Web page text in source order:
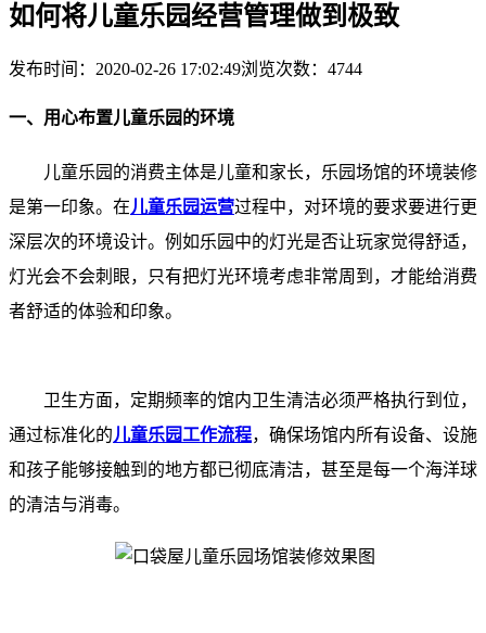
如何将儿童乐园经营管理做到极致
发布时间： 2020-02-26 17:02:49浏览次数：4744
一、用心布置儿童乐园的环境
儿童乐园的消费主体是儿童和家长，乐园场馆的环境装修
是第一印象。在儿童乐园运营过程中，对环境的要求要进行更
深层次的环境设计。例如乐园中的灯光是否让玩家觉得舒适，
灯光会不会刺眼，只有把灯光环境考虑非常周到，才能给消费
者舒适的体验和印象。
卫生方面，定期频率的馆内卫生清洁必须严格执行到位，
通过标准化的儿童乐园工作流程，确保场馆内所有设备、设施
和孩子能够接触到的地方都已彻底清洁，甚至是每一个海洋球
的清洁与消毒。